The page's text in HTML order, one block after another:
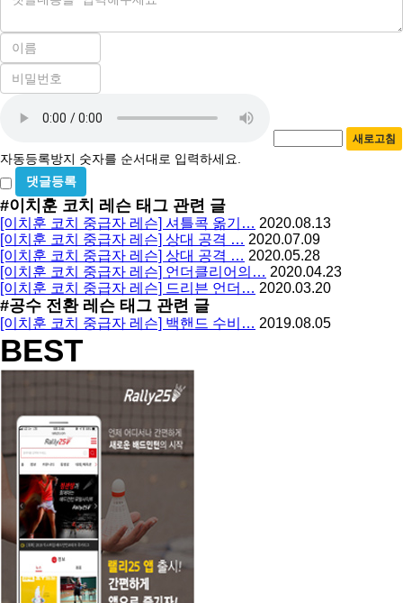
이
필
수
비
밀
수
록
방
지
새로고침
자동등록방지 숫자를 순서대로 입력하세요.
비
밀
글
사
용
#이치훈 코치 레슨 태그 관련 글
[이치훈 코치 중급자 레슨] 셔틀콕 옮기… 2020.08.13
[이치훈 코치 중급자 레슨] 상대 공격 … 2020.07.09
[이치훈 코치 중급자 레슨] 상대 공격 … 2020.05.28
[이치훈 코치 중급자 레슨] 언더클리어의… 2020.04.23
[이치훈 코치 중급자 레슨] 드리븐 언더… 2020.03.20
#공수 전환 레슨 태그 관련 글
[이치훈 코치 중급자 레슨] 백핸드 수비… 2019.08.05
BEST